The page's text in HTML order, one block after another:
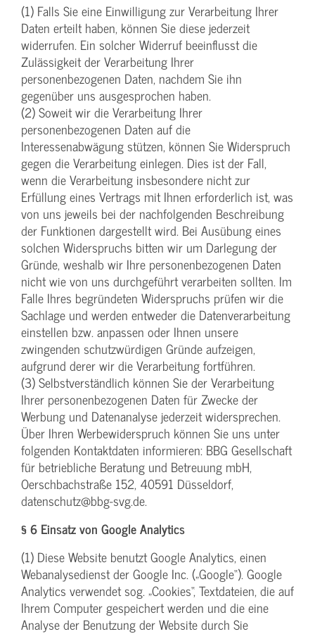
(1) Falls Sie eine Einwilligung zur Verarbeitung Ihrer
Daten erteilt haben, können Sie diese jederzeit
widerrufen. Ein solcher Widerruf beeinflusst die
Zulässigkeit der Verarbeitung Ihrer
personenbezogenen Daten, nachdem Sie ihn
gegenüber uns ausgesprochen haben.
(2) Soweit wir die Verarbeitung Ihrer
personenbezogenen Daten auf die
Interessenabwägung stützen, können Sie Widerspruch
gegen die Verarbeitung einlegen. Dies ist der Fall,
wenn die Verarbeitung insbesondere nicht zur
Erfüllung eines Vertrags mit Ihnen erforderlich ist, was
von uns jeweils bei der nachfolgenden Beschreibung
der Funktionen dargestellt wird. Bei Ausübung eines
solchen Widerspruchs bitten wir um Darlegung der
Gründe, weshalb wir Ihre personenbezogenen Daten
nicht wie von uns durchgeführt verarbeiten sollten. Im
Falle Ihres begründeten Widerspruchs prüfen wir die
Sachlage und werden entweder die Datenverarbeitung
einstellen bzw. anpassen oder Ihnen unsere
zwingenden schutzwürdigen Gründe aufzeigen,
aufgrund derer wir die Verarbeitung fortführen.
(3) Selbstverständlich können Sie der Verarbeitung
Ihrer personenbezogenen Daten für Zwecke der
Werbung und Datenanalyse jederzeit widersprechen.
Über Ihren Werbewiderspruch können Sie uns unter
folgenden Kontaktdaten informieren: BBG Gesellschaft
für betriebliche Beratung und Betreuung mbH,
Oerschbachstraße 152, 40591 Düsseldorf,
datenschutz@bbg-svg.de.
§ 6 Einsatz von Google Analytics
(1) Diese Website benutzt Google Analytics, einen
Webanalysedienst der Google Inc. („Google“). Google
Analytics verwendet sog. „Cookies“, Textdateien, die auf
Ihrem Computer gespeichert werden und die eine
Analyse der Benutzung der Website durch Sie